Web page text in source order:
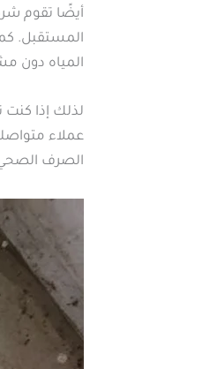
أيضًا تقوم
المستقبل.
المياه دون
لذلك إذا
عملاء
الصرف